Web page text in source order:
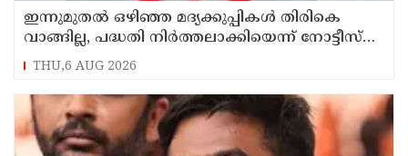
ഇന്നുമുതല്‍ ഒഴിഞ്ഞ മദ്യക്കുപ്പികള്‍ തിരികെ
വാങ്ങില്ല, പദ്ധതി നിര്‍ത്തലാക്കിയെന്ന് നോട്ടീസ്
പ്രദര്‍ശിപ്പിക്കും
THU,6 AUG 2026